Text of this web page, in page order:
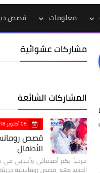
معلومات قصص
مشاركات عشوائية
المشاركات الشائعة
08 أكتوبر 2018
قصص
الأطفال
الجديد وهو قصص رومانسية